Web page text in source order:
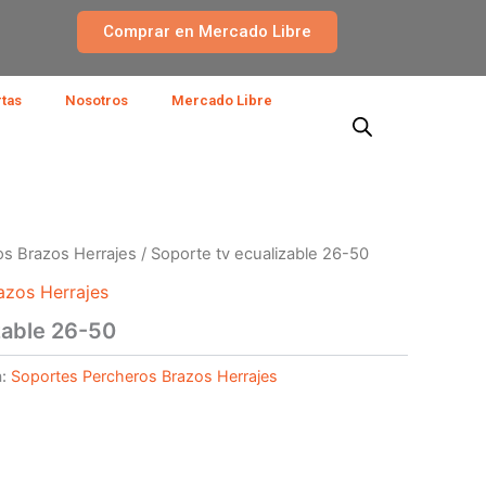
Comprar en Mercado Libre
Nosotros Mercado Libre
Brazos Herrajes / Soporte tv ecualizable 26-50
Herrajes
26-50
Soportes Percheros Brazos Herrajes